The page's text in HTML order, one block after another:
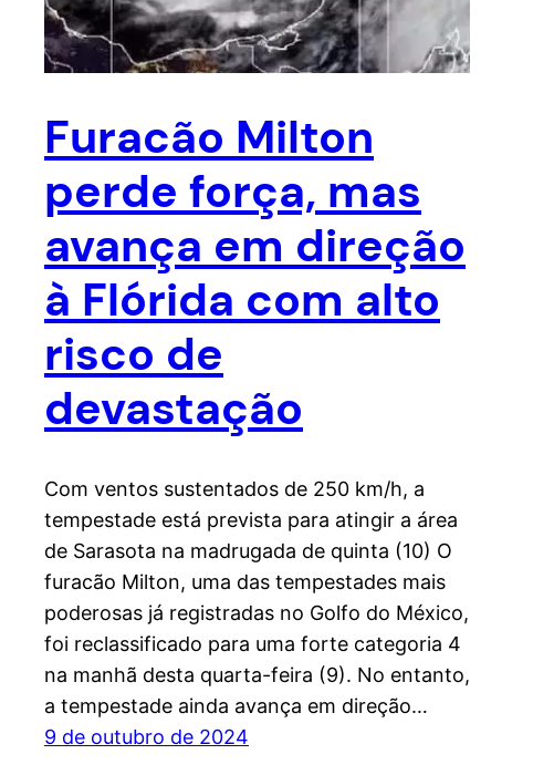
Furacão Milton
perde força, mas
avança em direção
à Flórida com alto
risco de
devastação
Com ventos sustentados de 250 km/h, a
tempestade está prevista para atingir a área
de Sarasota na madrugada de quinta (10) O
furacão Milton, uma das tempestades mais
poderosas já registradas no Golfo do México,
foi reclassificado para uma forte categoria 4
na manhã desta quarta-feira (9). No entanto,
a tempestade ainda avança em direção…
9 de outubro de 2024